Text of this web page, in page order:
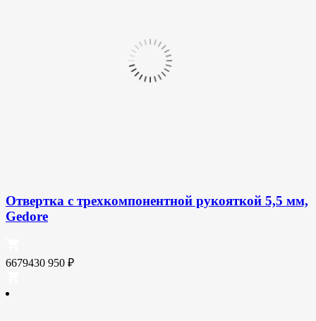
Отвертка с трехкомпонентной рукояткой 5,5 мм,
Gedore
6679430 950 ₽